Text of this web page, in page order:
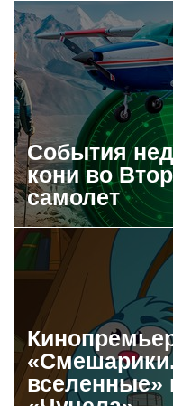
События
кони во
самолет
вселенные»